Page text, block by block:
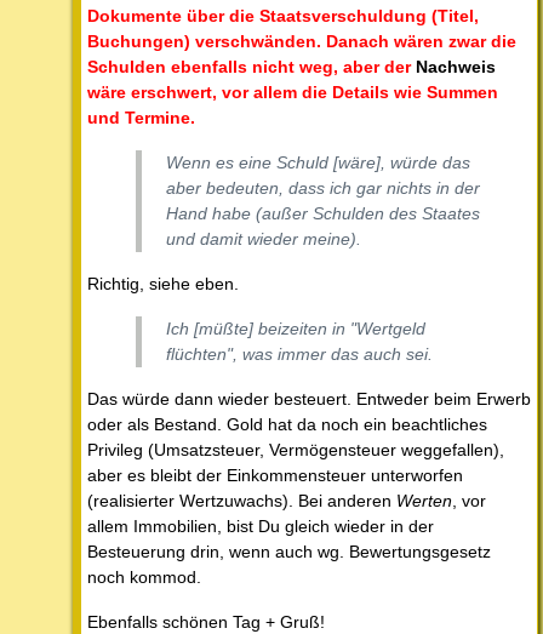
Dokumente über die Staatsverschuldung (Titel,
Buchungen) verschwänden. Danach wären zwar die
Schulden ebenfalls nicht weg, aber derNachweis
wäre erschwert, vor allem die Details wie Summen
und Termine.
Wenn es eine Schuld [wäre], würde das
aber bedeuten, dass ich gar nichts in der
Hand habe (außer Schulden des Staates
und damit wieder meine).
Richtig, siehe eben.
Ich [müßte] beizeiten in "Wertgeld
flüchten", was immer das auch sei.
Das würde dann wieder besteuert. Entweder beim Erwerb
oder als Bestand. Gold hat da noch ein beachtliches
Privileg (Umsatzsteuer, Vermögensteuer weggefallen),
aber es bleibt der Einkommensteuer unterworfen
(realisierter Wertzuwachs). Bei anderen Werten, vor
allem Immobilien, bist Du gleich wieder in der
Besteuerung drin, wenn auch wg. Bewertungsgesetz
noch kommod.
Ebenfalls schönen Tag + Gruß!